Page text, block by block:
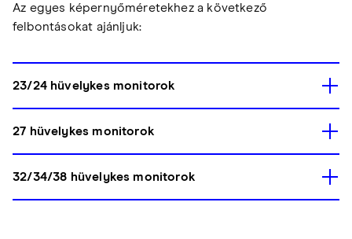
Az egyes képernyőméretekhez a következő
felbontásokat ajánljuk:
23/24 hüvelykes monitorok
27 hüvelykes monitorok
32/34/38 hüvelykes monitorok